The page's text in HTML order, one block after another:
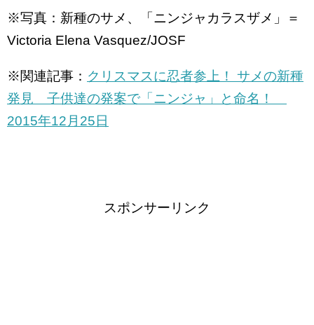
※写真：新種のサメ、「ニンジャカラスザメ」＝
Victoria Elena Vasquez/JOSF
※関連記事： クリスマスに忍者参上！ サメの新種
発見 子供達の発案で「ニンジャ」と命名！
2015年12月25日
スポンサーリンク